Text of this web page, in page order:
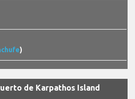
)
de Karpathos Island